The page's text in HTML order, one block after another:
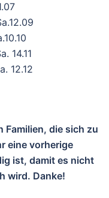
14.11
12.12
Familien, die sich zu
eine vorherige
ist, damit es nicht
wird. Danke!